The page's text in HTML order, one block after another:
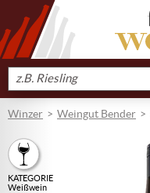
Produkt
suchen
Winzer Weingut Bender
KATEGORIE
Weißwein